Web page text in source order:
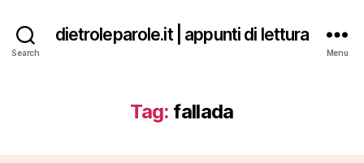
Search
dietroleparole.it | appunti di lettura
Menu
Tag: fallada